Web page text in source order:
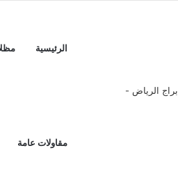
الرئيسية
مقاولات عامة